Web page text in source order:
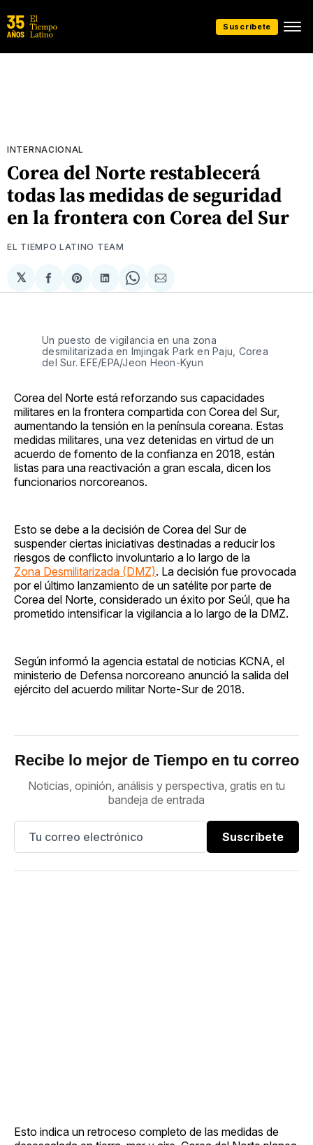
Suscríbete
INTERNACIONAL
Corea del Norte restablecerá
todas las medidas de seguridad
en la frontera con Corea del Sur
EL TIEMPO LATINO TEAM
𝕏
Compartir
en
Share
on
Compartir
en
Share
on
Compartir
via
Un puesto de vigilancia en una zona
desmilitarizada en Imjingak Park en Paju, Corea
del Sur. EFE/EPA/Jeon Heon-Kyun
Corea del Norte está reforzando sus capacidades
militares en la frontera compartida con Corea del Sur,
aumentando la tensión en la península coreana. Estas
medidas militares, una vez detenidas en virtud de un
acuerdo de fomento de la confianza en 2018, están
listas para una reactivación a gran escala, dicen los
funcionarios norcoreanos.
Esto se debe a la decisión de Corea del Sur de
suspender ciertas iniciativas destinadas a reducir los
riesgos de conflicto involuntario a lo largo de la
Zona Desmilitarizada (DMZ). La decisión fue provocada
por el último lanzamiento de un satélite por parte de
Corea del Norte, considerado un éxito por Seúl, que ha
prometido intensificar la vigilancia a lo largo de la DMZ.
Según informó la agencia estatal de noticias KCNA, el
ministerio de Defensa norcoreano anunció la salida del
ejército del acuerdo militar Norte-Sur de 2018.
Recibe lo mejor de Tiempo en tu correo
Noticias, opinión, análisis y perspectiva, gratis en tu
bandeja de entrada
Suscríbete
Esto indica un retroceso completo de las medidas de